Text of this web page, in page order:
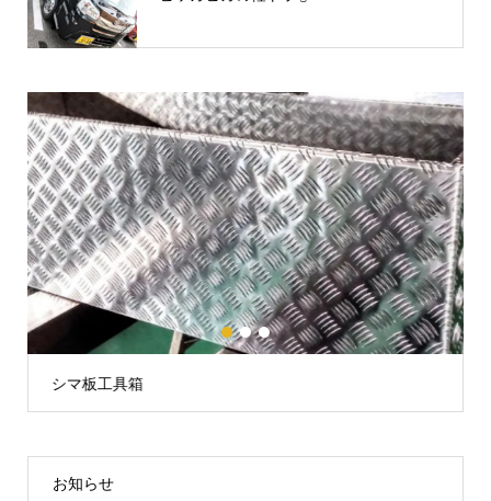
LEDクイーンマーカーランプ24V
1 2 3
お知らせ